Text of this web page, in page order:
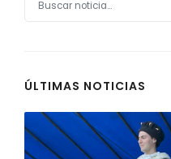
ÚLTIMAS NOTICIAS